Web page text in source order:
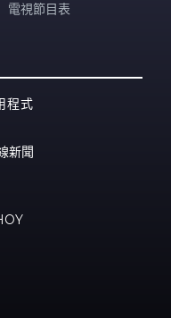
電視節目表
程式
新聞